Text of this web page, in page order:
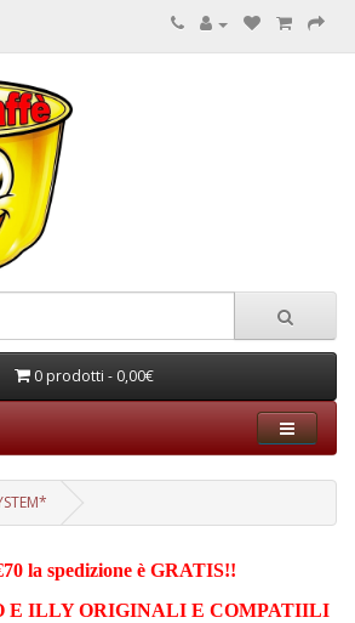
0 prodotti - 0,00€
la spedizione è GRATIS!!
E ILLY ORIGINALI E COMPATIILI